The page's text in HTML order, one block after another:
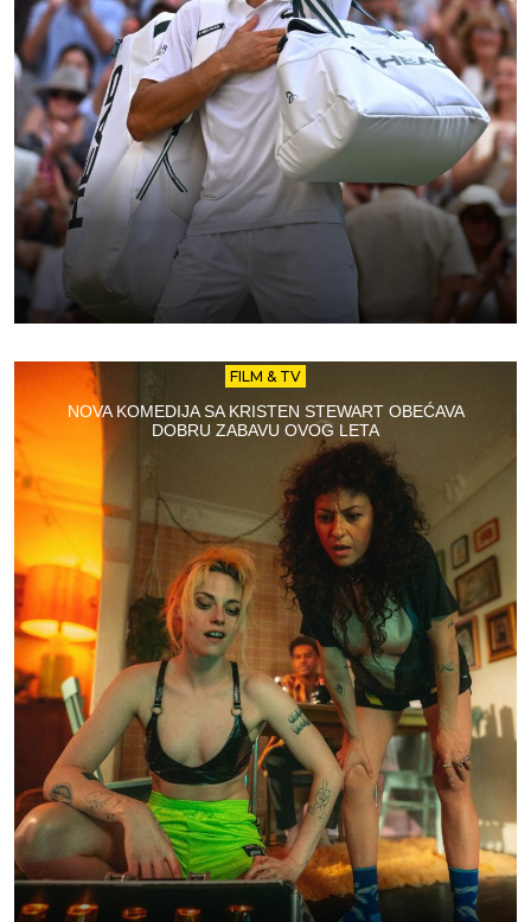
FILM & TV
NOVA KOMEDIJA SA KRISTEN STEWART OBEĆAVA
DOBRU ZABAVU OVOG LETA